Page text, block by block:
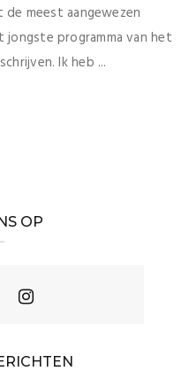
de meest aangewezen
programma van het
Ik heb ...
OP